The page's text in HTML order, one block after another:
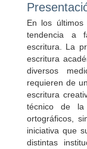
En los
tendencia a
escritura. La
escritura
diversos
requieren de
escritura
técnico de la
ortográficos,
iniciativa que
distintas